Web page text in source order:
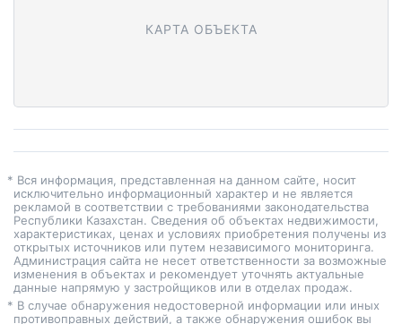
КАРТА ОБЪЕКТА
* Вся информация, представленная на данном сайте, носит
исключительно информационный характер и не является
рекламой в соответствии с требованиями законодательства
Республики Казахстан. Сведения об объектах недвижимости,
характеристиках, ценах и условиях приобретения получены из
открытых источников или путем независимого мониторинга.
Администрация сайта не несет ответственности за возможные
изменения в объектах и рекомендует уточнять актуальные
данные напрямую у застройщиков или в отделах продаж.
* В случае обнаружения недостоверной информации или иных
противоправных действий, а также обнаружения ошибок вы